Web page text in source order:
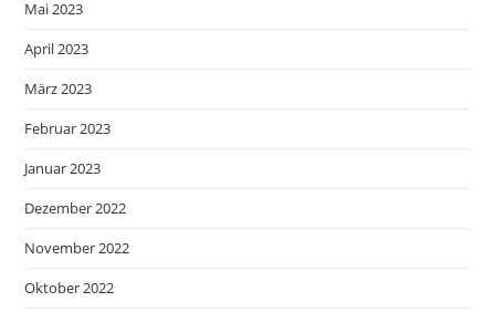
Mai 2023
April 2023
März 2023
Februar 2023
Januar 2023
Dezember 2022
November 2022
Oktober 2022